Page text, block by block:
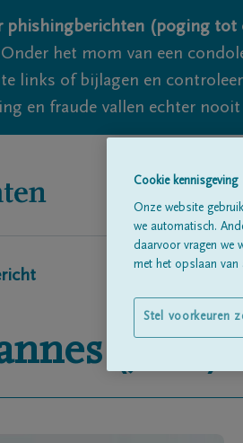
phishingberichten (poging
het mom van een
links of bijlagen en
en fraude vallen echter
(Jean)
Cookie kennisgeving
Onze website
we automatisch.
daarvoor vragen we
met het opslaan van
Stel voorkeuren